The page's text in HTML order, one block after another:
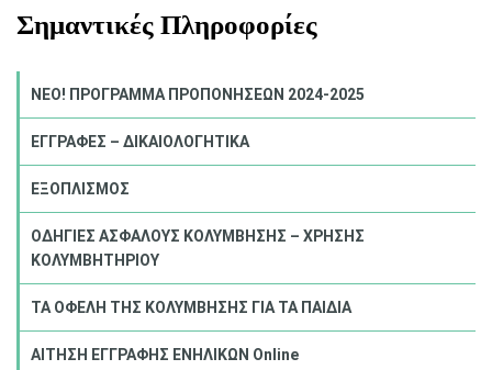
Σημαντικές Πληροφορίες
NEO! ΠΡΟΓΡΑΜΜΑ ΠΡΟΠΟΝΗΣΕΩΝ 2024-2025
ΕΓΓΡΑΦΕΣ – ΔΙΚΑΙΟΛΟΓΗΤΙΚΑ
ΕΞΟΠΛΙΣΜΟΣ
ΟΔΗΓΙΕΣ ΑΣΦΑΛΟΥΣ ΚΟΛΥΜΒΗΣΗΣ – ΧΡΗΣΗΣ
ΚΟΛΥΜΒΗΤΗΡΙΟΥ
ΤΑ ΟΦΕΛΗ ΤΗΣ ΚΟΛΥΜΒΗΣΗΣ ΓΙΑ ΤΑ ΠΑΙΔΙΑ
ΑΙΤΗΣΗ ΕΓΓΡΑΦΗΣ ΕΝΗΛΙΚΩΝ Online